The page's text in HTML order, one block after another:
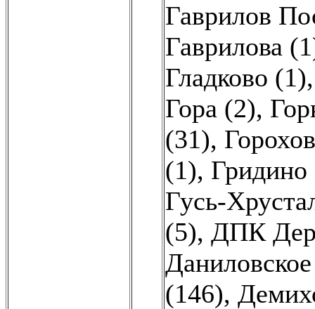
Гаврилов
Гаврилова
Гладково (1)
Гора (2),
(31),
(1), Гридино
Гусь-
(5), ДПК
(146),